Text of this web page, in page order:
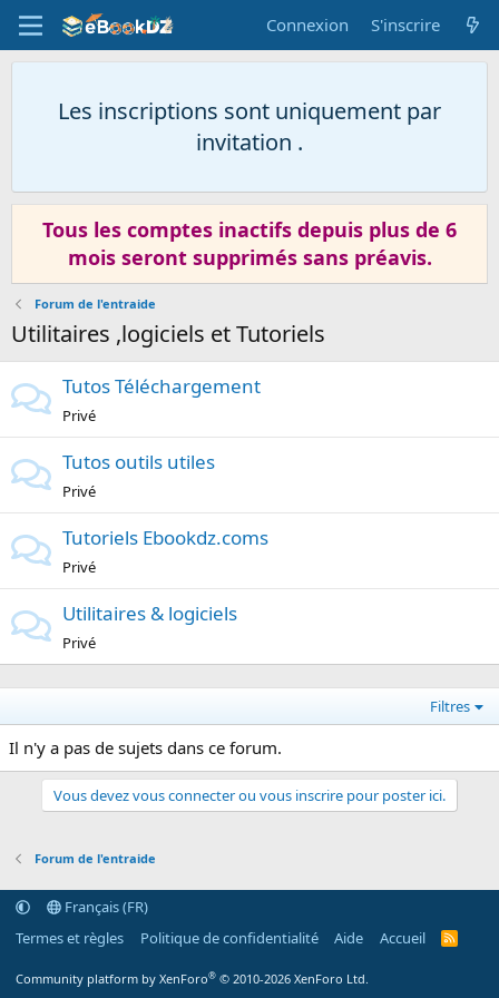
Connexion S'inscrire
Les inscriptions sont uniquement par
invitation .
Tous les comptes inactifs depuis plus de 6
mois seront supprimés sans préavis.
Forum de l'entraide
Utilitaires ,logiciels et Tutoriels
Tutos Téléchargement
Privé
Tutos outils utiles
Privé
Tutoriels Ebookdz.coms
Privé
Utilitaires & logiciels
Privé
Filtres
Il n'y a pas de sujets dans ce forum.
Vous devez vous connecter ou vous inscrire pour poster ici.
Forum de l'entraide
Français (FR)
Termes et règles
Politique de confidentialité Aide Accueil
R
Community platform by XenForo® © 2010-2026 XenForo Ltd.